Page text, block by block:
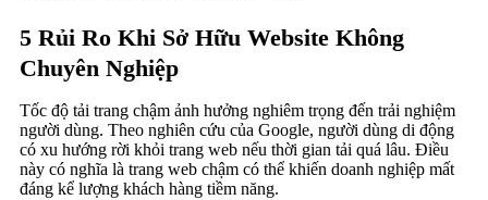
5 Rủi Ro Khi Sở Hữu Website Không
Chuyên Nghiệp
Tốc độ tải trang chậm ảnh hưởng nghiêm trọng đến trải nghiệm
người dùng. Theo nghiên cứu của Google, người dùng di động
có xu hướng rời khỏi trang web nếu thời gian tải quá lâu. Điều
này có nghĩa là trang web chậm có thể khiến doanh nghiệp mất
đáng kể lượng khách hàng tiềm năng.